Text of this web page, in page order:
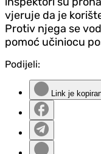
vjeruje da je
Protiv njega se
pomoć učiniocu
Podijeli:
Link je